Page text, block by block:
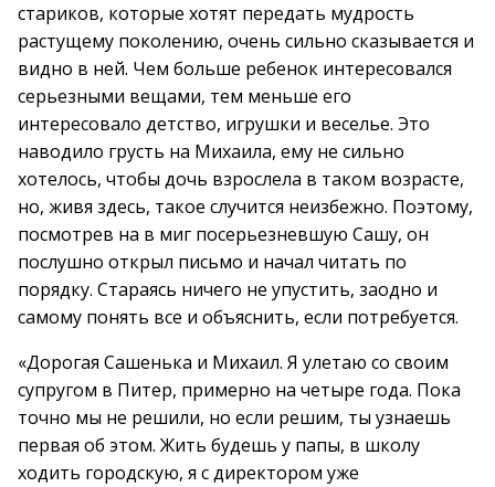
стариков, которые хотят передать мудрость
растущему поколению, очень сильно сказывается и
видно в ней. Чем больше ребенок интересовался
серьезными вещами, тем меньше его
интересовало детство, игрушки и веселье. Это
наводило грусть на Михаила, ему не сильно
хотелось, чтобы дочь взрослела в таком возрасте,
но, живя здесь, такое случится неизбежно. Поэтому,
посмотрев на в миг посерьезневшую Сашу, он
послушно открыл письмо и начал читать по
порядку. Стараясь ничего не упустить, заодно и
самому понять все и объяснить, если потребуется.
«Дорогая Сашенька и Михаил. Я улетаю со своим
супругом в Питер, примерно на четыре года. Пока
точно мы не решили, но если решим, ты узнаешь
первая об этом. Жить будешь у папы, в школу
ходить городскую, я с директором уже